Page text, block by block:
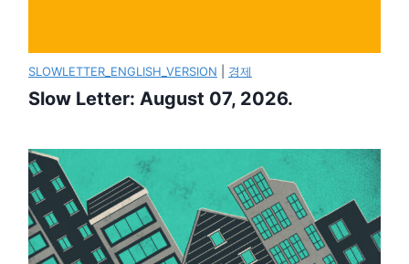
SLOWLETTER_ENGLISH_VERSION 경제
Slow Letter: August 07, 2026.